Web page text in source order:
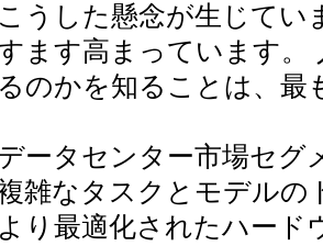
こうした懸念が生じてい
ます高まっています。
るのかを知ることは、最
ータセンター市場セグ
雑なタスクとモデルの
より最適化されたハード